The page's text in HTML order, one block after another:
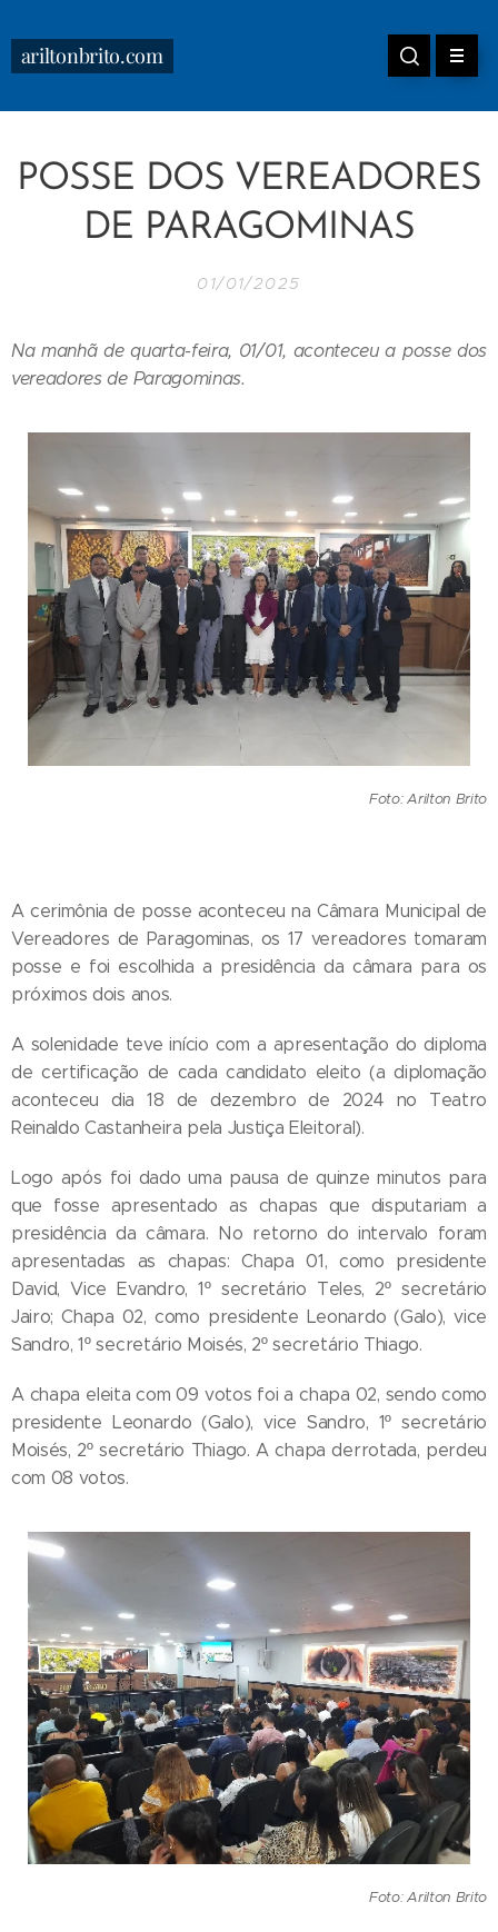
ariltonbrito.com
POSSE DOS VEREADORES
DE PARAGOMINAS
01/01/2025
Na manhã de quarta-feira, 01/01, aconteceu a posse dos
vereadores de Paragominas.
Foto: Arilton Brito
A cerimônia de posse aconteceu na Câmara Municipal de
Vereadores de Paragominas, os 17 vereadores tomaram
posse e foi escolhida a presidência da câmara para os
próximos dois anos.
A solenidade teve início com a apresentação do diploma
de certificação de cada candidato eleito (a diplomação
aconteceu dia 18 de dezembro de 2024 no Teatro
Reinaldo Castanheira pela Justiça Eleitoral).
Logo após foi dado uma pausa de quinze minutos para
que fosse apresentado as chapas que disputariam a
presidência da câmara. No retorno do intervalo foram
apresentadas as chapas: Chapa 01, como presidente
David, Vice Evandro, 1º secretário Teles, 2º secretário
Jairo; Chapa 02, como presidente Leonardo (Galo), vice
Sandro, 1º secretário Moisés, 2º secretário Thiago.
A chapa eleita com 09 votos foi a chapa 02, sendo como
presidente Leonardo (Galo), vice Sandro, 1º secretário
Moisés, 2º secretário Thiago. A chapa derrotada, perdeu
com 08 votos.
Foto: Arilton Brito